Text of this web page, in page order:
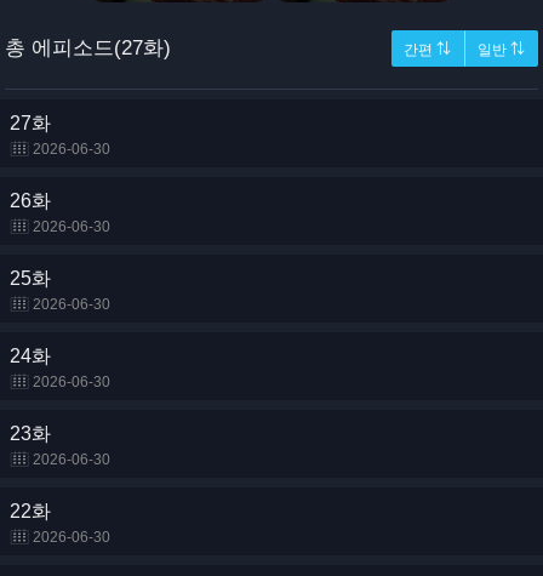
총 에피소드(27화) 간편 ⇅ 일반 ⇅
27화
2026-06-30
26화
2026-06-30
25화
2026-06-30
24화
2026-06-30
23화
2026-06-30
22화
2026-06-30